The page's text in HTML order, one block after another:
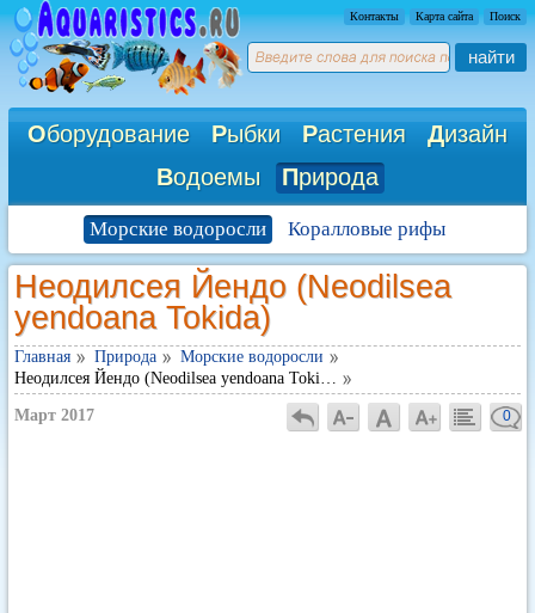
Контакты Карта сайта Поиск
найти
Оборудование Рыбки Растения Дизайн
Водоемы Природа
Морские водоросли Коралловые рифы
Неодилсея Йендо (Neodilsea
yendoana Tokida)
Главная Природа
Морские водоросли
Неодилсея Йендо (Neodilsea yendoana Toki…
Март 2017 0